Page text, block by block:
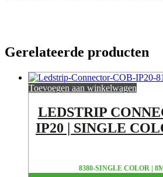
Gerelateerde producten
Toevoegen aan winkelwagen
LEDSTRIP
IP20 | SINGLE
8380-SINGLE COLOR |